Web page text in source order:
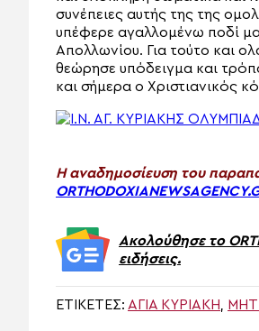
συνέπειες αυτής της της
υπέφερε αγαλλομένω ποδί
Απολλωνίου. Για τούτο και
θεώρησε υπόδειγμα και
και σήμερα ο Χριστιανικός
H αναδημοσίευση του
Ακολούθησε το
ειδήσεις.
ΕΤΙΚΈΤΕΣ: ΑΓΊΑ ΚΥΡΙΑΚΉ